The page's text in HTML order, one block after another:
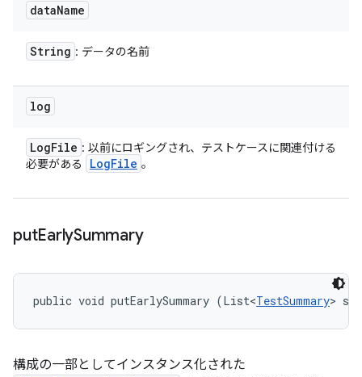
dataName
String : データの名前
log
LogFile : 以前にロギングされ、テストケースに関連付ける
必要がある
LogFile 。
putEarlySummary
public void putEarlySummary (List<TestSummary>
構成の一部としてインスタンス化された